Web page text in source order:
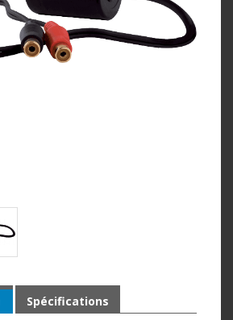
Spécifications